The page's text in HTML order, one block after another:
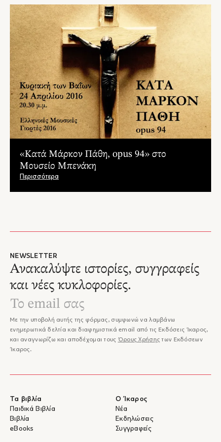
«Κατά Μάρκον Πάθη, opus 94» στο
Μουσείο Μπενάκη
Περισσότερα
NEWSLETTER
Ανακαλύψτε ιστορίες, συγγραφείς
και νέες κυκλοφορίες.
Με την υποβολή αυτής της φόρμας, συμφωνώ να λαμβάνω
ενημερωτικά δελτία και διαφημιστικά email από τις Εκδόσεις Ίκαρος,
και αναγνωρίζω και αποδέχομαι τους Όρους Χρήσης των Εκδόσεων
Ίκαρος.
Τα βιβλία
Παιδικά Βιβλία
Βιβλία
eBooks
Ο Ίκαρος
Νέα
Εκδηλώσεις
Συγγραφείς